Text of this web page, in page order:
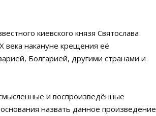
киевского князя Святослава
века накануне крещения её
Болгарией, другими странами и
и воспроизведённые
назвать данное произведение